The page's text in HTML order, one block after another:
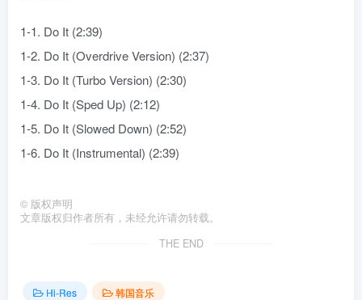
1-1. Do It (2:39)
1-2. Do It (Overdrive Version) (2:37)
1-3. Do It (Turbo Version) (2:30)
1-4. Do It (Sped Up) (2:12)
1-5. Do It (Slowed Down) (2:52)
1-6. Do It (Instrumental) (2:39)
© 版权声明
文章版权归作者所有，未经允许请勿转载。
THE END
Hi-Res
韩国音乐